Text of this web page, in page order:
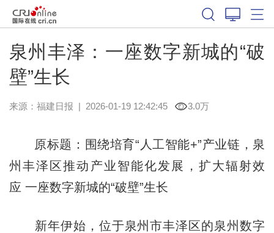
泉州丰泽：一座数字新城的“破
壁”生长
来源： 福建日报 | 2026-01-19 12:42:45 3.0万
原标题：围绕培育“人工智能+”产业链，泉
州丰泽区推动产业智能化发展，扩大辐射效
应 一座数字新城的“破壁”生长
新年伊始，位于泉州市丰泽区的泉州数字